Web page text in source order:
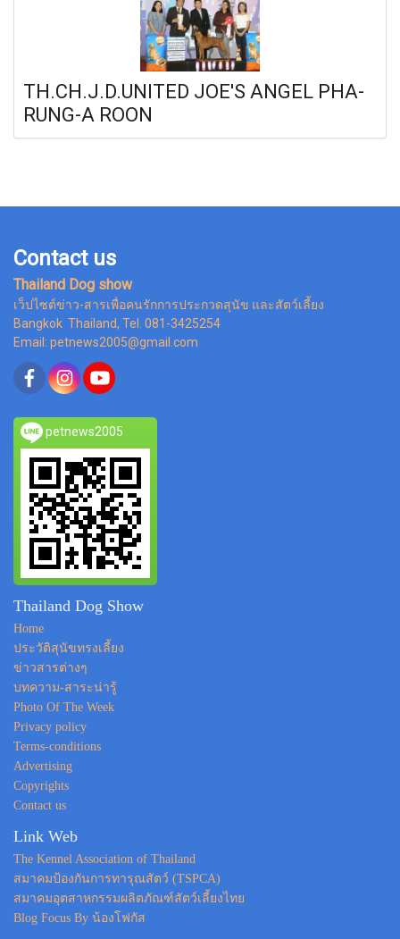
TH.CH.J.D.UNITED JOE'S ANGEL PHA-
RUNG-A ROON
Contact us
Thailand Dog show
เว็ปไซต์ข่าว-สารเพื่อคนรักการประกวดสุนัข และสัตว์เลี้ยง
Bangkok Thailand, Tel. 081-3425254
Email: petnews2005@gmail.com
petnews2005
Thailand Dog Show
Home
ประวัติสุนัขทรงเลี้ยง
ข่าวสารต่างๆ
บทความ-สาระน่ารู้
Photo Of The Week
Privacy policy
Terms-conditions
Advertising
Copyrights
Contact us
Link Web
The Kennel Association of Thailand
สมาคมป้องกันการทารุณสัตว์ (TSPCA)
สมาคมอุตสาหกรรมผลิตภัณฑ์สัตว์เลี้ยงไทย
Blog Focus By น้องโฟกัส